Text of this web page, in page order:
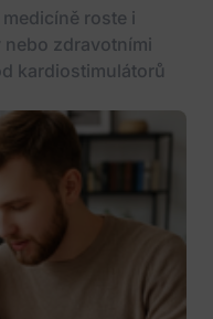
roste i
zdravotními
kardiostimulátorů